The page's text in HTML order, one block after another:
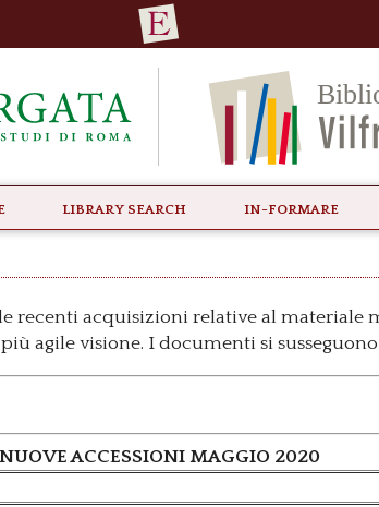
Library Search In-formare
recenti acquisizioni relative al materiale
agile visione. I documenti si
NUOVE ACCESSIONI MAGGIO 2020